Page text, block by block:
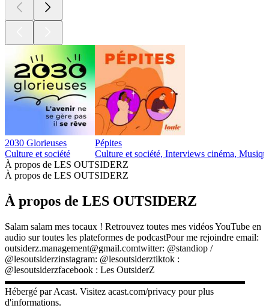
2030 Glorieuses
Culture et société
Pépites
Culture et société, Interviews cinéma,
À propos de LES OUTSIDERZ
À propos de LES OUTSIDERZ
À propos de LES OUTSIDERZ
Salam salam mes tocaux ! Retrouvez toutes mes vidéos YouTube en
audio sur toutes les plateformes de podcastPour me rejoindre email:
outsiderz.management@gmail.comtwitter: @standiop /
@lesoutsiderzinstagram: @lesoutsiderztiktok :
@lesoutsiderzfacebook : Les OutsiderZ
▬▬▬▬▬▬▬▬▬▬▬▬▬▬▬▬▬▬▬▬▬▬▬▬▬
Hébergé par Acast. Visitez acast.com/privacy pour plus
d'informations.